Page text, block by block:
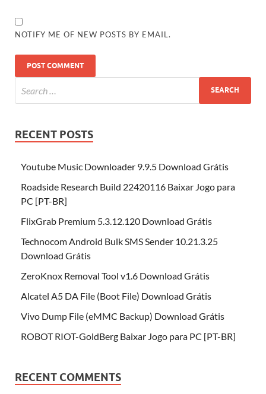
NOTIFY ME OF NEW POSTS BY EMAIL.
RECENT POSTS
Youtube Music Downloader 9.9.5 Download Grátis
Roadside Research Build 22420116 Baixar Jogo para
PC [PT-BR]
FlixGrab Premium 5.3.12.120 Download Grátis
Technocom Android Bulk SMS Sender 10.21.3.25
Download Grátis
ZeroKnox Removal Tool v1.6 Download Grátis
Alcatel A5 DA File (Boot File) Download Grátis
Vivo Dump File (eMMC Backup) Download Grátis
ROBOT RIOT-GoldBerg Baixar Jogo para PC [PT-BR]
RECENT COMMENTS